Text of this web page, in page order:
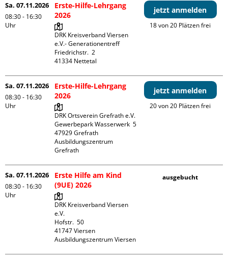
Sa. 07.11.2026
08:30 - 16:30
Uhr
Erste-Hilfe-Lehrgang
2026
DRK Kreisverband Viersen
e.V.- Generationentreff
Friedrichstr.  2
jetzt anmelden
18 von 20 Plätzen frei
Sa. 07.11.2026
08:30 - 16:30
Uhr
Erste-Hilfe-Lehrgang
2026
DRK Ortsverein Grefrath e.V.
Gewerbepark Wasserwerk  5
47929 Grefrath
Ausbildungszentrum
Grefrath
jetzt anmelden
20 von 20 Plätzen frei
Sa. 07.11.2026
08:30 - 16:30
Uhr
Erste Hilfe am Kind
(9UE) 2026
DRK Kreisverband Viersen
e.V.
Hofstr.  50
41747 Viersen
Ausbildungszentrum Viersen
ausgebucht